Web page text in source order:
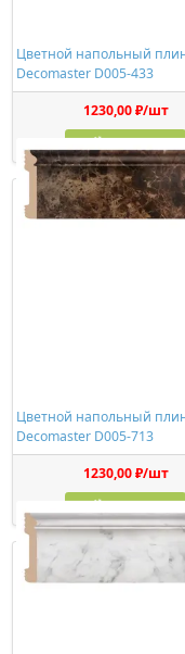
Цветной напольный
Decomaster D005-433
1230,00 ₽/шт
Купить
Цветной напольный
Decomaster D005-713
1230,00 ₽/шт
Купить